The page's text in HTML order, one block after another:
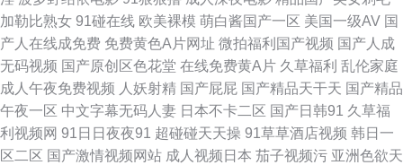
香蕉 欧美自慰一区 日美女BB 午夜福利视频偷拍 香蕉污视频下载 91在线资
源网 AV欧亚风情 俺去也激情片 国产传媒专区 国产三级片在线看 免费网站
91 欧美亚洲日韩成人 日本黄色www 日韩精品综合 亚洲AV炮图 亚洲淫色网
站 最新地址91 91人人爽 avtt亚洲国产 白丝黄91 成人视频精彩入口 高清av
加勒比熟女 91碰在线 欧美裸模 萌白酱国产一区 美国一级AV 国
产人在线成免费 免费黄色A片网址 微拍福利国产视频 国产人成
无码视频 国产原创区色花堂 在线免费黄A片 久草福利 乱伦家庭
成人午夜免费视频 人妖射精 国产屁屁 国产精品天干天 国产精品
午夜一区 中文字幕无码人妻 日本不卡二区 国产日韩91 久草福
利视频网 91日日夜夜91 超碰碰天天操 91草草酒店视频 韩日一
区二区 国产激情视频网站 成人视频日本 茄子视频污 亚洲色欲天